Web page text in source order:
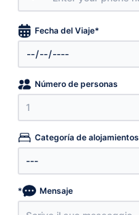
Fecha del Viaje*
Número de personas
Categoría de alojamientos
* Mensaje